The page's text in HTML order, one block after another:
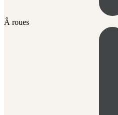
Â roues